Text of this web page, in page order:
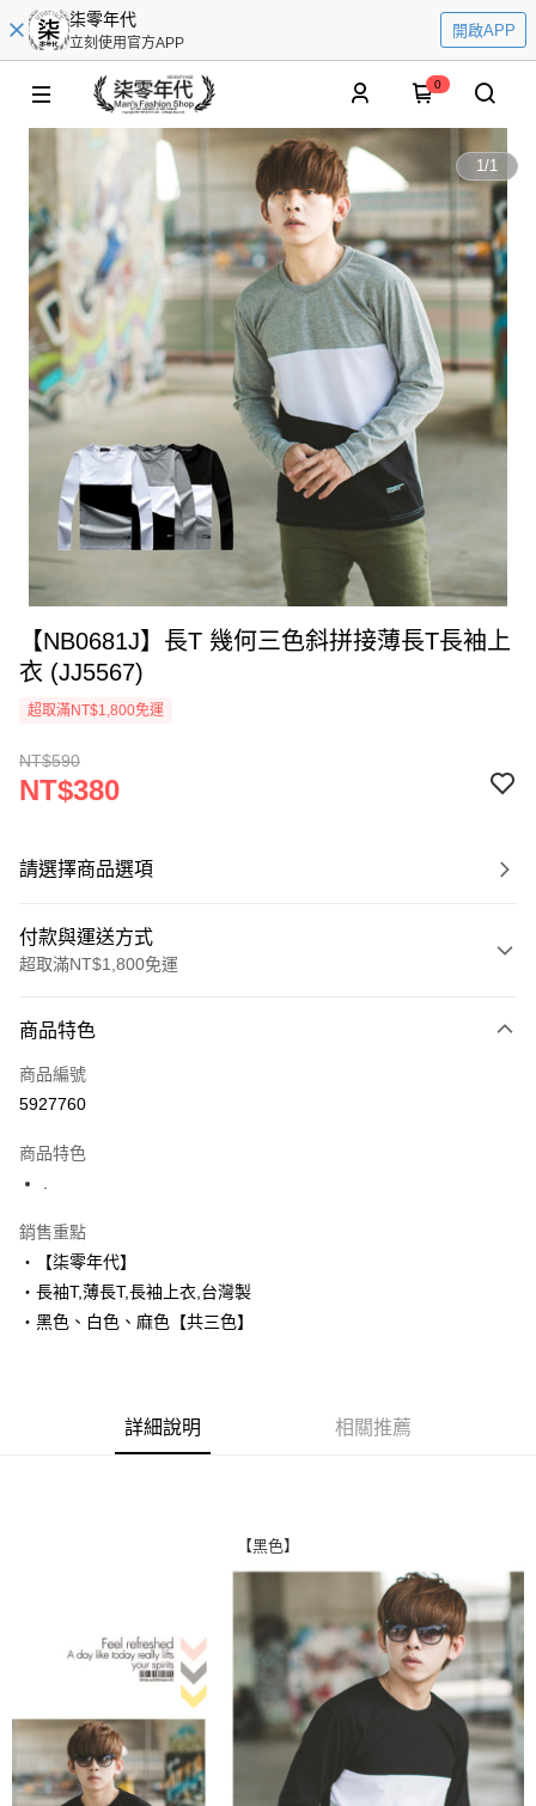
柒零年代
立刻使用官方APP
開啟APP
0
1/1
【NB0681J】長T 幾何三色斜拼接薄長T長袖上
衣 (JJ5567)
超取滿NT$1,800免運
NT$590
NT$380
請選擇商品選項
付款與運送方式
超取滿NT$1,800免運
信用卡一次付款
超商取貨付款
街口支付
悠遊付
Google Pay
AFTEE先享後付是「在收到商品之後才付款」的支付方式。 讓您購物簡單
１．於結帳方式選擇「AFTEE先享後付」後，將跳轉至「AFTEE先享後付」
結帳頁面，進行簡訊認證並確認金額後，即可完成結帳。
２．訂單成立數日內，您將收到繳費通知簡訊。
３．收到繳費通知簡訊後14天內，點擊此簡訊中的連結，可透過四大超商／
ATM／網路銀行／等多元方式進行付款，方視為交易完成。
※ 請注意：結帳手續完成當下不需立刻繳費，但若您需要取消訂單，請聯絡
購買商品的店家。未經商家同意取消之訂單仍視為有效，需透過AFTEE先享
後付繳納相關費用。
※ 交易是否成功請以「AFTEE先享後付 」之結帳頁面顯示為準，若有關於
是否繳費成功／繳費後需取消欲退款等相關疑問，請聯繫「AFTEE先享後付
客戶支援中心」https://netprotections.freshdesk.com/support/home
每筆NT$80，滿NT$1,800(含以上)免運費
每筆NT$80，滿NT$1,800(含以上)免運費
每筆NT$80，滿NT$1,800(含以上)免運費
先付款後7-11取貨
每筆NT$80，滿NT$1,800(含以上)免運費
商品特色
商品編號
5927760
商品特色
銷售重點
‧【柒零年代】
‧長袖T,薄長T,長袖上衣,台灣製
‧黑色、白色、麻色【共三色】
詳細說明 相關推薦
【黑色】